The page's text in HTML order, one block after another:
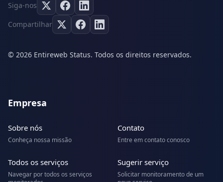
Siga-nos
Compartilhar
© 2026 Entireweb Status. Todos os direitos reservados.
Empresa
Sobre nós
Conheça nossa missão
Contato
Entre em contato conosco
Todos os serviços
Navegar por todos os serviços
Sugerir serviço
Solicitar monitoramento de um